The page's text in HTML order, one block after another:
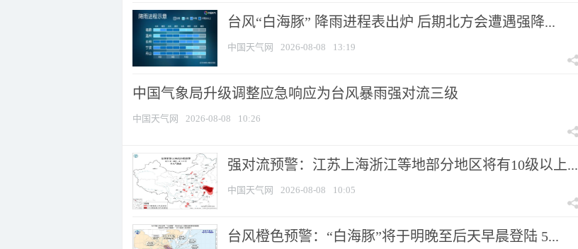
台风“白海豚” 降雨进程表出炉 后期北方会遭遇强降...
中国天气网 2026-08-08 13:19
中国气象局升级调整应急响应为台风暴雨强对流三级
中国天气网 2026-08-08 10:26
强对流预警：江苏上海浙江等地部分地区将有10级以上...
中国天气网 2026-08-08 10:05
台风橙色预警：“白海豚”将于明晚至后天早晨登陆 5...